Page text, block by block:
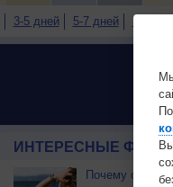
3-5 дней 5-7 дней 7-9 дней
ИНТЕРЕСНЫЕ
Почему